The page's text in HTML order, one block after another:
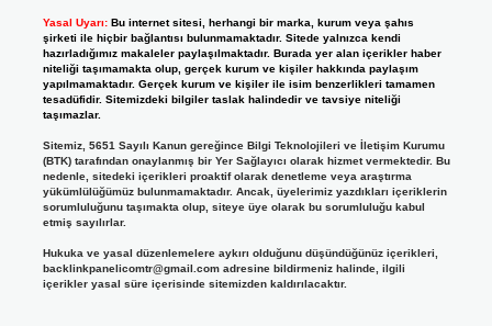
Yasal Uyarı: Bu internet sitesi, herhangi bir marka, kurum veya şahıs
şirketi ile hiçbir bağlantısı bulunmamaktadır. Sitede yalnızca kendi
hazırladığımız makaleler paylaşılmaktadır. Burada yer alan içerikler haber
niteliği taşımamakta olup, gerçek kurum ve kişiler hakkında paylaşım
yapılmamaktadır. Gerçek kurum ve kişiler ile isim benzerlikleri tamamen
tesadüfidir. Sitemizdeki bilgiler taslak halindedir ve tavsiye niteliği
taşımazlar.
Sitemiz, 5651 Sayılı Kanun gereğince Bilgi Teknolojileri ve İletişim Kurumu
(BTK) tarafından onaylanmış bir Yer Sağlayıcı olarak hizmet vermektedir. Bu
nedenle, sitedeki içerikleri proaktif olarak denetleme veya araştırma
yükümlülüğümüz bulunmamaktadır. Ancak, üyelerimiz yazdıkları içeriklerin
sorumluluğunu taşımakta olup, siteye üye olarak bu sorumluluğu kabul
etmiş sayılırlar.
Hukuka ve yasal düzenlemelere aykırı olduğunu düşündüğünüz içerikleri,
backlinkpanelicomtr@gmail.comadresine bildirmeniz halinde, ilgili
içerikler yasal süre içerisinde sitemizden kaldırılacaktır.